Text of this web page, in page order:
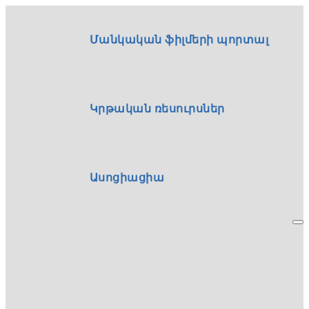
Մանկական ֆիլմերի պորտալ
Կրթական ռեսուրսներ
Ասոցիացիա